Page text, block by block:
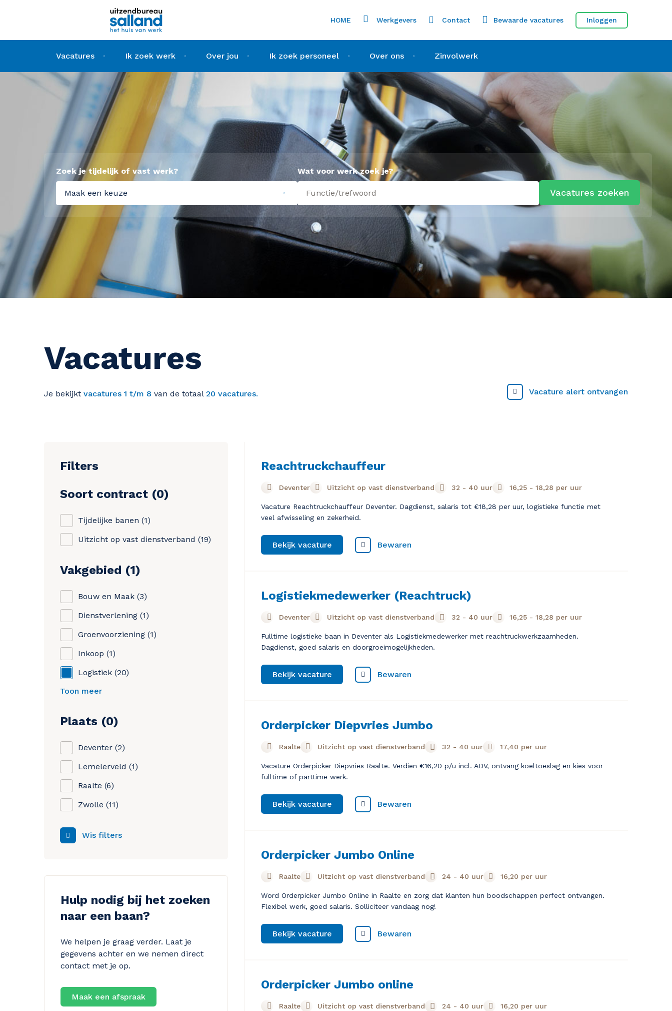
HOME Werkgevers Contact Bewaarde vacatures Inloggen
Vacatures Ik zoek werk Over jou Ik zoek personeel Over ons Zinvolwerk
Wat voor werk zoek je?
Zoek je tijdelijk of vast werk?
Maak een keuze Vacatures zoeken
Vacatures
Je bekijkt vacatures 1 t/m 8 van de totaal 20 vacatures. Vacature alert ontvangen
Filters
Soort contract
0
Tijdelijke banen
1
Uitzicht op vast dienstverband
19
Vakgebied 1
Bouw en Maak 3
Dienstverlening 1
Groenvoorziening 1
Inkoop
1
Logistiek 20
Toon meer
Plaats 0
Deventer 2
Lemelerveld
1
Raalte 6
Zwolle
11
Wis filters
Hulp nodig bij het zoeken
naar een baan?
We helpen je graag verder. Laat je
gegevens achter en we nemen direct
contact met je op.
Maak een afspraak
Reachtruckchauffeur
Deventer Uitzicht op vast dienstverband 32 - 40 uur 16,25 - 18,28 per uur
Vacature Reachtruckchauffeur Deventer. Dagdienst, salaris tot €18,28 per uur, logistieke functie met
veel afwisseling en zekerheid.
Bekijk vacature Bewaren
Logistiekmedewerker (Reachtruck)
Deventer Uitzicht op vast dienstverband 32 - 40 uur 16,25 - 18,28 per uur
Fulltime logistieke baan in Deventer als Logistiekmedewerker met reachtruckwerkzaamheden.
Dagdienst, goed salaris en doorgroeimogelijkheden.
Bekijk vacature Bewaren
Orderpicker Diepvries Jumbo
Raalte Uitzicht op vast dienstverband 32 - 40 uur 17,40 per uur
Vacature Orderpicker Diepvries Raalte. Verdien €16,20 p/u incl. ADV, ontvang koeltoeslag en kies voor
fulltime of parttime werk.
Bekijk vacature Bewaren
Orderpicker Jumbo Online
Raalte Uitzicht op vast dienstverband 24 - 40 uur 16,20 per uur
Word Orderpicker Jumbo Online in Raalte en zorg dat klanten hun boodschappen perfect ontvangen.
Flexibel werk, goed salaris. Solliciteer vandaag nog!
Bekijk vacature Bewaren
Orderpicker Jumbo online
Raalte Uitzicht op vast dienstverband 24 - 40 uur 16,20 per uur